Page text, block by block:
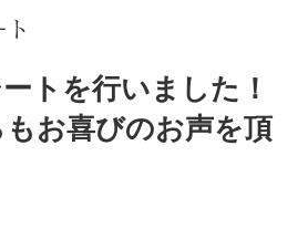
ト
トを行いました！
お喜びのお声を頂